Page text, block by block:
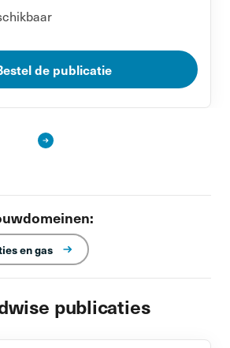
de publicatie
en gas
publicaties